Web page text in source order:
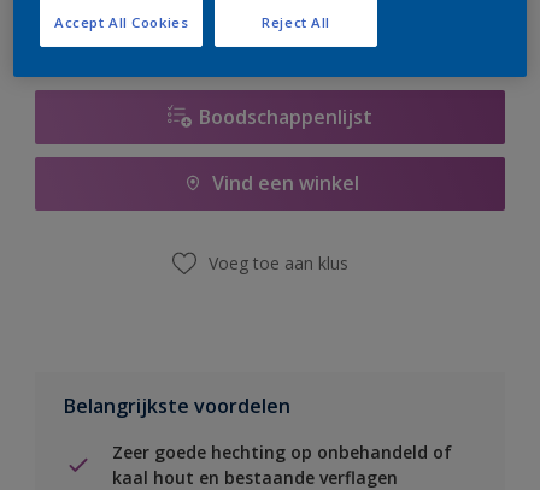
Boodschappenlijst
Vind een winkel
Voeg toe aan klus
Belangrijkste voordelen
Zeer goede hechting op onbehandeld of
kaal hout en bestaande verflagen
Reject All
Accept All Cookies